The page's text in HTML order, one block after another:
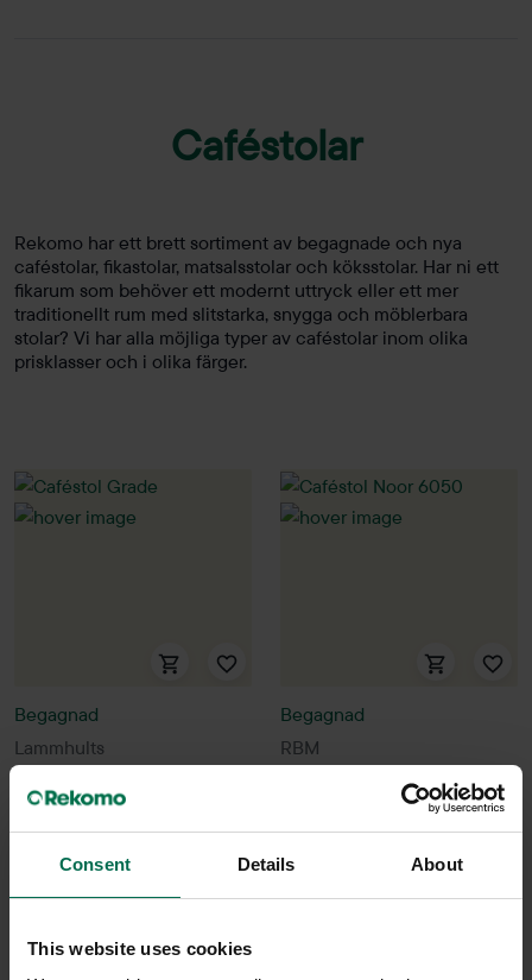
Consent Details About
This website uses cookies
Caféstolar
Rekomo har ett brett sortiment av begagnade och nya
caféstolar, fikastolar, matsalsstolar och köksstolar. Har ni ett
fikarum som behöver ett modernt uttryck eller ett mer
traditionellt rum med slitstarka, snygga och möblerbara
stolar? Vi har alla möjliga typer av caféstolar inom olika
prisklasser och i olika färger.
Lammhults
Begagnad
Caféstol Grade
1300 kr
Hyr från35kr/mån
30 i lager
Sparar miljön ca 29 kg
RBM
Begagnad
Caféstol Noor 6050
850 kr
Hyr från /mån
8 i lager